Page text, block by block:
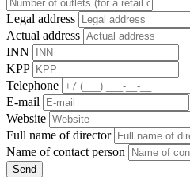
Legal address
Actual address
INN
KPP
Telephone
E-mail
Website
Full name of director
Name of contact person
Send